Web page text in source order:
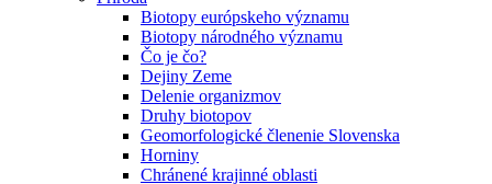
Biotopy európskeho významu
Biotopy národného významu
Čo je čo?
Dejiny Zeme
Delenie organizmov
Druhy biotopov
Geomorfologické členenie Slovenska
Horniny
Chránené krajinné oblasti